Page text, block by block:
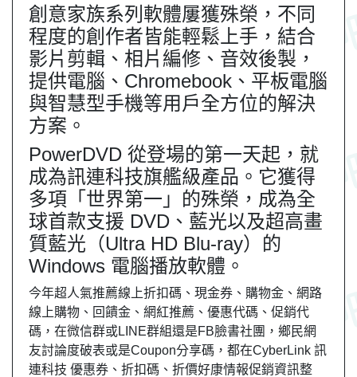
創意家族系列軟體屢獲殊榮，不同
程度的創作者皆能輕鬆上手，結合
影片剪輯、相片編修、音效後製，
提供電腦、Chromebook、平板電腦
與智慧型手機等用戶全方位的解決
方案。
PowerDVD 從登場的第一天起，就
成為訊連科技旗艦級產品。它獲得
多項「世界第一」的殊榮，成為全
球首款支援 DVD、藍光以及超高畫
質藍光（Ultra HD Blu-ray）的
Windows 電腦播放軟體。
今年超人氣推薦線上折扣碼、現金券、購物金、網路
線上購物、回饋金、網紅推薦、優惠代碼、促銷代
碼，在微信群或LINE群組還是FB臉書社團， 鄉民網
友討論度破表或是Coupon分享碼，都在CyberLink 訊
連科技 優惠券、折扣碼、折價好康情報促銷資訊整